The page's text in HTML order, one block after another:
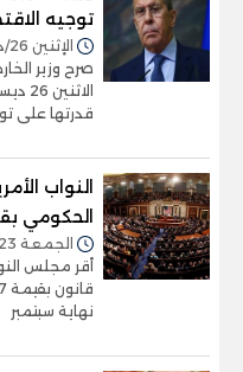
توجيه
الإثنين 26/ديسمبر/2022 - 03:10 م
صرح وزير
قدرتها على
النواب
الحكومي بقيمة 1.7
الجمعة 23/ديسمبر/2022 - 11:38 م
أقر مجلس
نهاية سبتمبر